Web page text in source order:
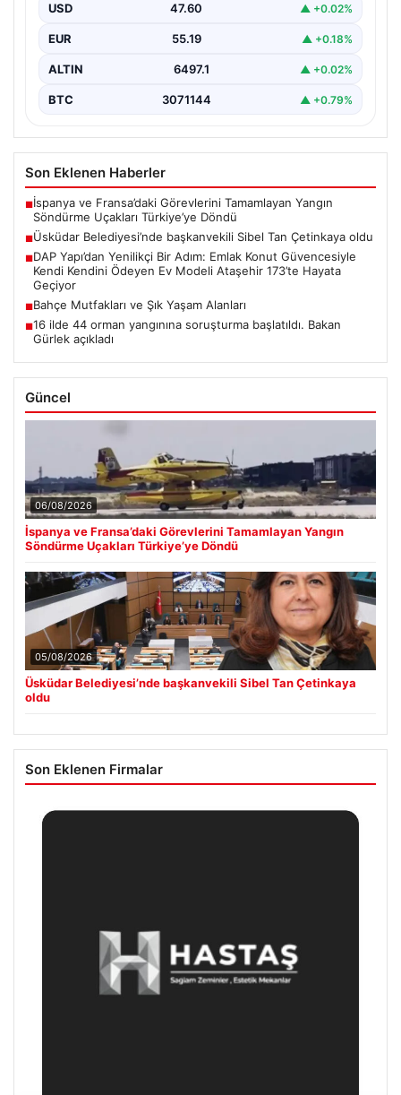
USD 47.60 ▲ +0.02%
EUR 55.19 ▲ +0.18%
ALTIN 6497.1 ▲ +0.02%
BTC 3071144 ▲ +0.79%
Son Eklenen Haberler
■İspanya ve Fransa’daki Görevlerini Tamamlayan Yangın
Söndürme Uçakları Türkiye’ye Döndü
■Üsküdar Belediyesi’nde başkanvekili Sibel Tan Çetinkaya oldu
■DAP Yapı’dan Yenilikçi Bir Adım: Emlak Konut Güvencesiyle
Kendi Kendini Ödeyen Ev Modeli Ataşehir 173’te Hayata
Geçiyor
■Bahçe Mutfakları ve Şık Yaşam Alanları
■16 ilde 44 orman yangınına soruşturma başlatıldı. Bakan
Gürlek açıkladı
Güncel
06/08/2026
İspanya ve Fransa’daki Görevlerini Tamamlayan Yangın
Söndürme Uçakları Türkiye’ye Döndü
05/08/2026
Üsküdar Belediyesi’nde başkanvekili Sibel Tan Çetinkaya
oldu
Son Eklenen Firmalar